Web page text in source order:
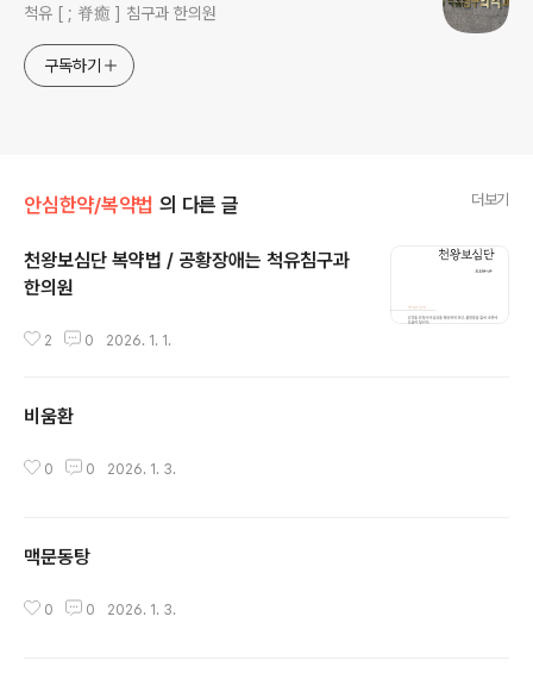
척유 [ ; 脊癒 ] 침구과 한의원
구독하기
안심한약/복약법 의 다른 글 더보기
천왕보심단 복약법 / 공황장애는 척유침구과
한의원
2 0 2026. 1. 1.
비움환
0 0 2026. 1. 3.
맥문동탕
0 0 2026. 1. 3.